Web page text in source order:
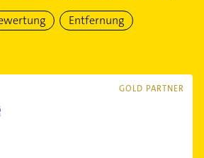
Entfernung
GOLD PARTNER